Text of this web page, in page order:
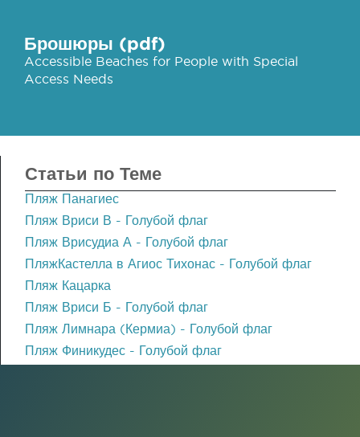
Брошюры (pdf)
Accessible Beaches for People with Special
Access Needs
Статьи по Теме
Пляж Панагиес
Пляж Вриси В - Голубой флаг
Пляж Врисудиа А - Голубой флаг
ПляжКастелла в Агиос Тихонас - Голубой флаг
Пляж Кацарка
Пляж Вриси Б - Голубой флаг
Пляж Лимнара (Кермиа) - Голубой флаг
Пляж Финикудес - Голубой флаг